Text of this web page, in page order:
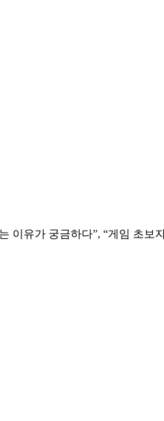
이유가 궁금하다”, “게임 초보